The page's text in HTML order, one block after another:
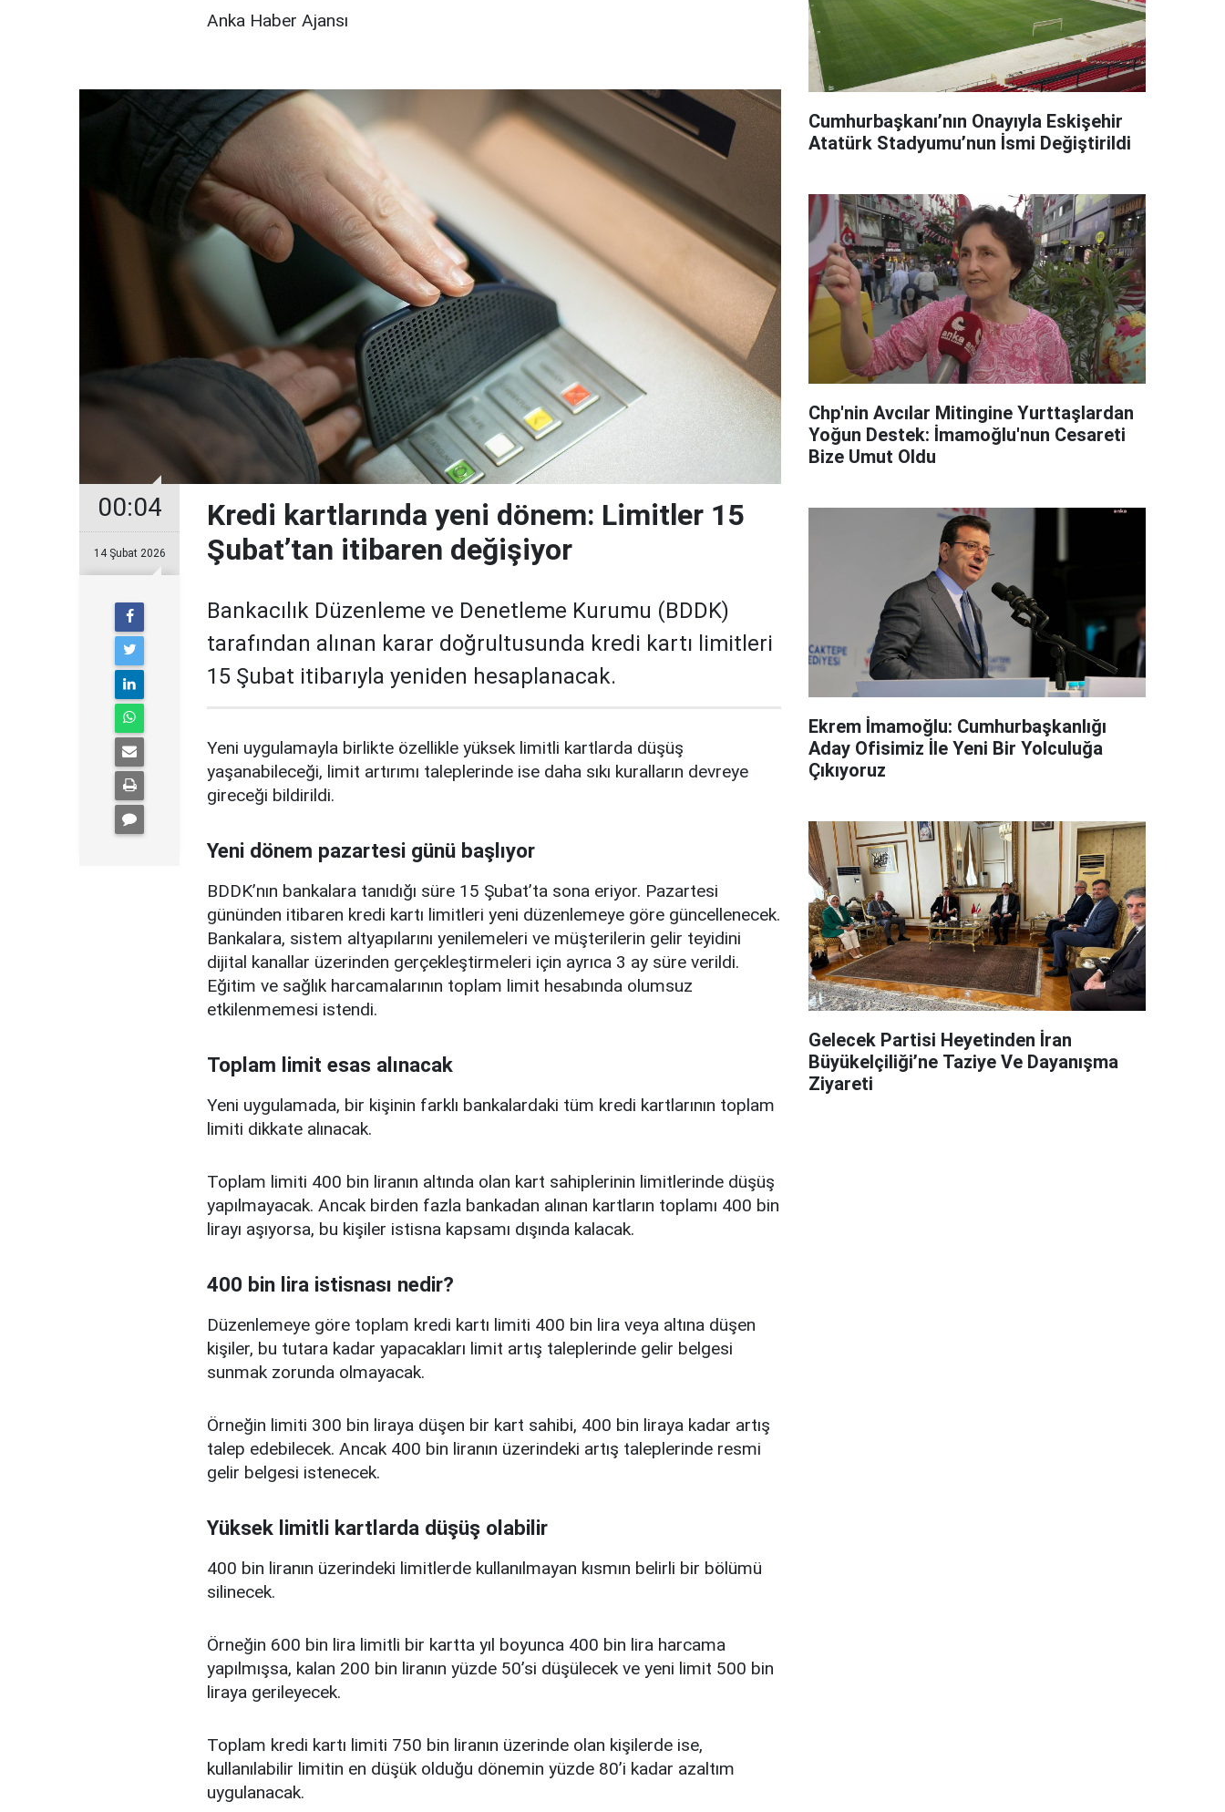
Anka Haber Ajansı
00:04
14 Şubat 2026
Kredi kartlarında yeni dönem: Limitler 15
Şubat’tan itibaren değişiyor
Bankacılık Düzenleme ve Denetleme Kurumu (BDDK)
tarafından alınan karar doğrultusunda kredi kartı limitleri
15 Şubat itibarıyla yeniden hesaplanacak.
Yeni uygulamayla birlikte özellikle yüksek limitli kartlarda düşüş
yaşanabileceği, limit artırımı taleplerinde ise daha sıkı kuralların devreye
gireceği bildirildi.
Yeni dönem pazartesi günü başlıyor
BDDK’nın bankalara tanıdığı süre 15 Şubat’ta sona eriyor. Pazartesi
gününden itibaren kredi kartı limitleri yeni düzenlemeye göre güncellenecek.
Bankalara, sistem altyapılarını yenilemeleri ve müşterilerin gelir teyidini
dijital kanallar üzerinden gerçekleştirmeleri için ayrıca 3 ay süre verildi.
Eğitim ve sağlık harcamalarının toplam limit hesabında olumsuz
etkilenmemesi istendi.
Toplam limit esas alınacak
Yeni uygulamada, bir kişinin farklı bankalardaki tüm kredi kartlarının toplam
limiti dikkate alınacak.
Toplam limiti 400 bin liranın altında olan kart sahiplerinin limitlerinde düşüş
yapılmayacak. Ancak birden fazla bankadan alınan kartların toplamı 400 bin
lirayı aşıyorsa, bu kişiler istisna kapsamı dışında kalacak.
400 bin lira istisnası nedir?
Düzenlemeye göre toplam kredi kartı limiti 400 bin lira veya altına düşen
kişiler, bu tutara kadar yapacakları limit artış taleplerinde gelir belgesi
sunmak zorunda olmayacak.
Örneğin limiti 300 bin liraya düşen bir kart sahibi, 400 bin liraya kadar artış
talep edebilecek. Ancak 400 bin liranın üzerindeki artış taleplerinde resmi
gelir belgesi istenecek.
Yüksek limitli kartlarda düşüş olabilir
400 bin liranın üzerindeki limitlerde kullanılmayan kısmın belirli bir bölümü
silinecek.
Örneğin 600 bin lira limitli bir kartta yıl boyunca 400 bin lira harcama
yapılmışsa, kalan 200 bin liranın yüzde 50’si düşülecek ve yeni limit 500 bin
liraya gerileyecek.
Toplam kredi kartı limiti 750 bin liranın üzerinde olan kişilerde ise,
kullanılabilir limitin en düşük olduğu dönemin yüzde 80’i kadar azaltım
uygulanacak.
Cumhurbaşkanı’nın Onayıyla Eskişehir
Atatürk Stadyumu’nun İsmi Değiştirildi
Chp'nin Avcılar Mitingine Yurttaşlardan
Yoğun Destek: İmamoğlu'nun Cesareti
Bize Umut Oldu
Ekrem İmamoğlu: Cumhurbaşkanlığı
Aday Ofisimiz İle Yeni Bir Yolculuğa
Çıkıyoruz
Gelecek Partisi Heyetinden İran
Büyükelçiliği’ne Taziye Ve Dayanışma
Ziyareti